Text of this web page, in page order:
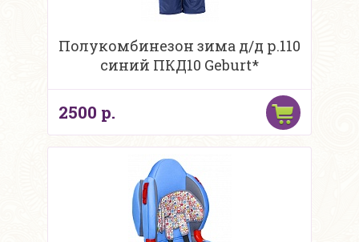
Полукомбинезон зима д/д р.110
синий ПКД10 Geburt*
2500 р.